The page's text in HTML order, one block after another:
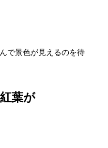
で景色が見えるのを待
葉が